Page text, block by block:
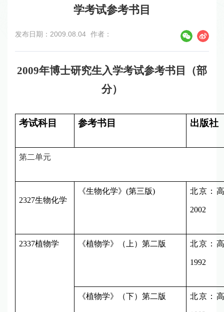
学考试参考书目
发布日期：2009.08.04 作者：
2009年博士研究生入学考试参考书目（部
分）
考试科目 参考书目 出版社
第二单元
2327生物化学
《生物化学》(第三版) 北京：
2002
2337植物学 《植物学》（上）第二版 北京：
1992
《植物学》（下）第二版 北京：